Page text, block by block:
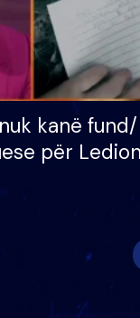
kanë
për